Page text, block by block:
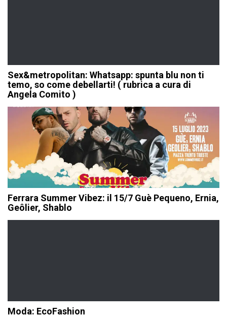
Sex&metropolitan: Whatsapp: spunta blu non ti
temo, so come debellarti! ( rubrica a cura di
Angela Comito )
Ferrara Summer Vibez: il 15/7 Guè Pequeno, Ernia,
Geôlier, Shablo
Moda: EcoFashion